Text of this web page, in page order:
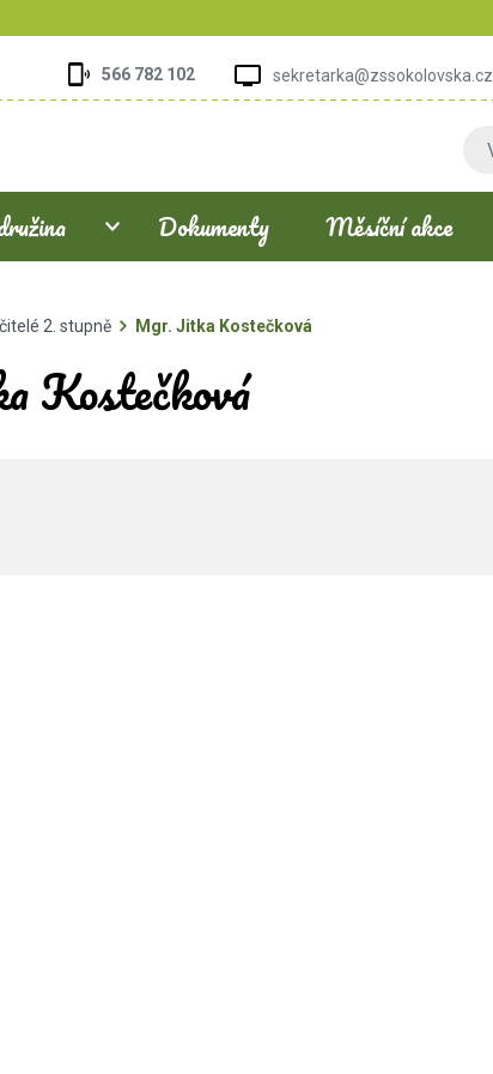
566 782 102 sekretarka@zssokolovska.cz
Dokumenty Měsíční akce
2. stupně Mgr. Jitka Kostečková